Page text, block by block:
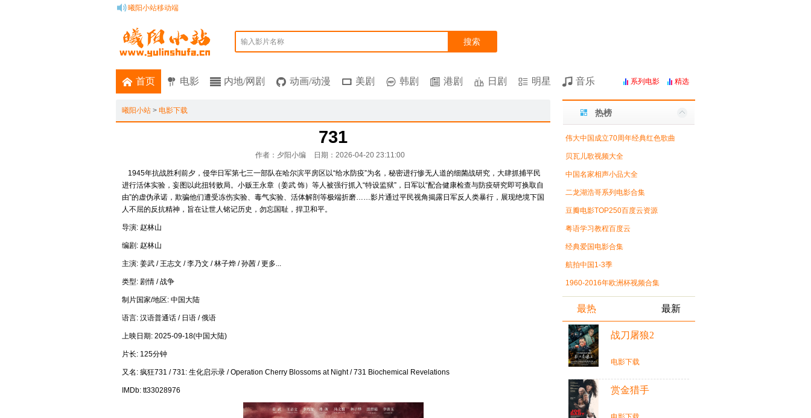
曦阳小站移动端
输入影片名称 搜索
首页 电影 内地/网剧 动画/动漫 美剧 韩剧 港剧 日剧 明星 音乐 系列电影 精选
曦阳小站 > 电影下载
731
作者：夕阳小编 日期：2026-04-20 23:11:00
1945年抗战胜利前夕，侵华日军第七三一部队在哈尔滨平房区以“给水防疫”为名，秘密进行惨无人道的细菌战研究，大肆抓捕平民
进行活体实验，妄图以此扭转败局。小贩王永章（姜武 饰）等人被强行抓入“特设监狱”，日军以“配合健康检查与防疫研究即可换取自
由”的虚伪承诺，欺骗他们遭受冻伤实验、毒气实验、活体解剖等极端折磨……影片通过平民视角揭露日军反人类暴行，展现绝境下国
人不屈的反抗精神，旨在让世人铭记历史，勿忘国耻，捍卫和平。
导演: 赵林山
编剧: 赵林山
主演: 姜武 / 王志文 / 李乃文 / 林子烨 / 孙茜 / 更多...
类型: 剧情 / 战争
制片国家/地区: 中国大陆
语言: 汉语普通话 / 日语 / 俄语
上映日期: 2025-09-18(中国大陆)
片长: 125分钟
又名: 疯狂731 / 731: 生化启示录 / Operation Cherry Blossoms at Night / 731 Biochemical Revelations
IMDb: tt33028976
热榜
伟大中国成立70周年经典红色歌曲
贝瓦儿歌视频大全
中国名家相声小品大全
二龙湖浩哥系列电影合集
豆瓣电影TOP250百度云资源
粤语学习教程百度云
经典爱国电影合集
航拍中国1-3季
1960-2016年欧洲杯视频合集
最热 最新
战刀屠狼2
电影下载
赏金猎手